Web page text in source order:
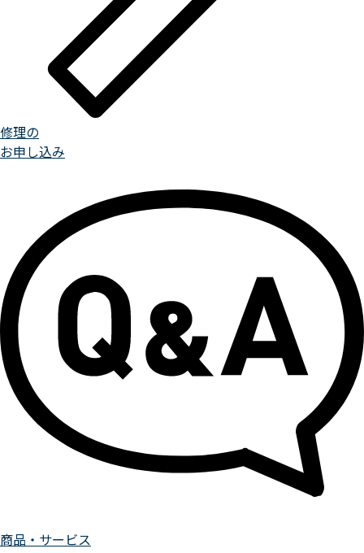
修理の
お申し込み
商品・サービス